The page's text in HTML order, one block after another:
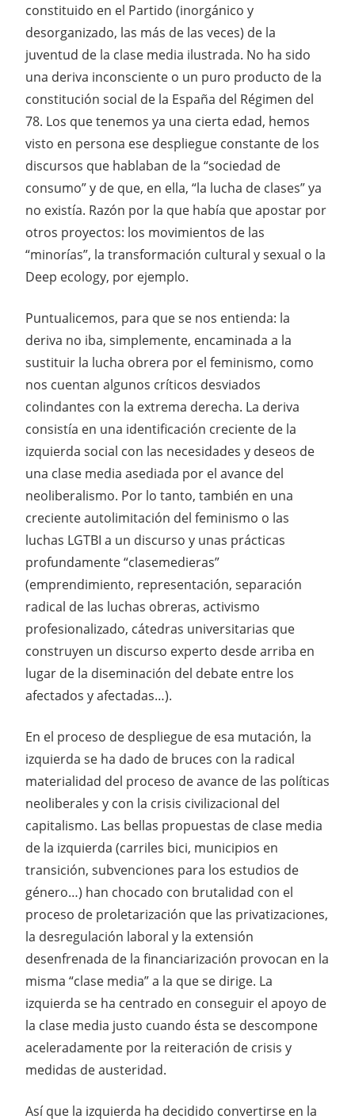
constituido en el Partido (inorgánico y
desorganizado, las más de las veces) de la
juventud de la clase media ilustrada. No ha sido
una deriva inconsciente o un puro producto de la
constitución social de la España del Régimen del
78. Los que tenemos ya una cierta edad, hemos
visto en persona ese despliegue constante de los
discursos que hablaban de la “sociedad de
consumo” y de que, en ella, “la lucha de clases” ya
no existía. Razón por la que había que apostar por
otros proyectos: los movimientos de las
“minorías”, la transformación cultural y sexual o la
Deep ecology, por ejemplo.
Puntualicemos, para que se nos entienda: la
deriva no iba, simplemente, encaminada a la
sustituir la lucha obrera por el feminismo, como
nos cuentan algunos críticos desviados
colindantes con la extrema derecha. La deriva
consistía en una identificación creciente de la
izquierda social con las necesidades y deseos de
una clase media asediada por el avance del
neoliberalismo. Por lo tanto, también en una
creciente autolimitación del feminismo o las
luchas LGTBI a un discurso y unas prácticas
profundamente “clasemedieras”
(emprendimiento, representación, separación
radical de las luchas obreras, activismo
profesionalizado, cátedras universitarias que
construyen un discurso experto desde arriba en
lugar de la diseminación del debate entre los
afectados y afectadas…).
En el proceso de despliegue de esa mutación, la
izquierda se ha dado de bruces con la radical
materialidad del proceso de avance de las políticas
neoliberales y con la crisis civilizacional del
capitalismo. Las bellas propuestas de clase media
de la izquierda (carriles bici, municipios en
transición, subvenciones para los estudios de
género…) han chocado con brutalidad con el
proceso de proletarización que las privatizaciones,
la desregulación laboral y la extensión
desenfrenada de la financiarización provocan en la
misma “clase media” a la que se dirige. La
izquierda se ha centrado en conseguir el apoyo de
la clase media justo cuando ésta se descompone
aceleradamente por la reiteración de crisis y
medidas de austeridad.
Así que la izquierda ha decidido convertirse en la